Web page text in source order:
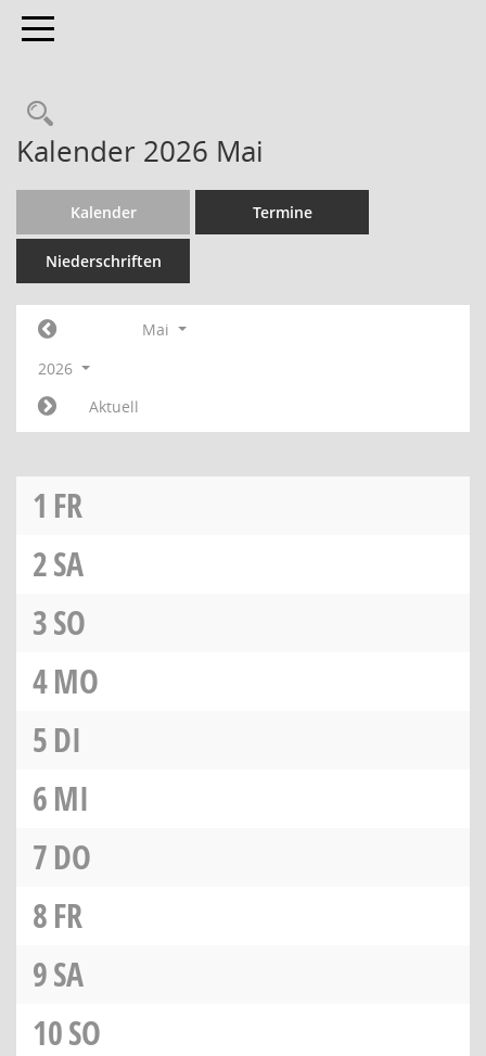
Toggle navigation
Kalender 2026 Mai
Kalender Termine
Niederschriften
Mai
2026
Aktuell
1 FR
2SA
3SO
4MO
5DI
6MI
7DO
8FR
9SA
10SO